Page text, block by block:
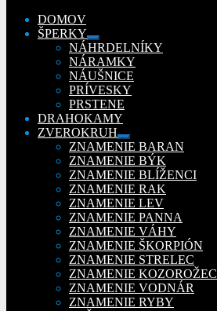
DOMOV
ŠPERKY
Rozbaliť
podradené
menu
NÁHRDELNÍKY
NÁRAMKY
NÁUŠNICE
PRÍVESKY
PRSTENE
DRAHOKAMY
ZVEROKRUH
Rozbaliť
podradené
menu
ZNAMENIE BARAN
ZNAMENIE BÝK
ZNAMENIE BLÍŽENCI
ZNAMENIE RAK
ZNAMENIE LEV
ZNAMENIE PANNA
ZNAMENIE VÁHY
ZNAMENIE ŠKORPIÓN
ZNAMENIE STRELEC
ZNAMENIE KOZOROŽEC
ZNAMENIE VODNÁR
ZNAMENIE RYBY